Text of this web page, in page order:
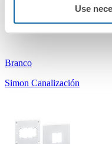
Use
Acessório tampa final para
Branco
Simon Canalización